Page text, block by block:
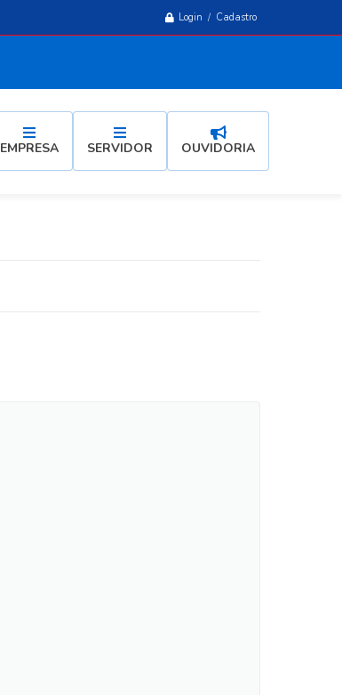
Login / Cadastro
EMPRESA SERVIDOR OUVIDORIA